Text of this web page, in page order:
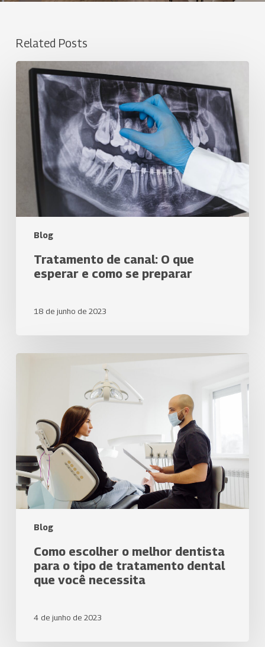
Related Posts
Blog
Tratamento
canal:
que
esperar
como
preparar
Tratamento de canal: O que
esperar e como se preparar
18 de junho de 2023
Blog
Como
de
tratamento
dental
que
necessita
Como escolher o melhor dentista
para o tipo de tratamento dental
que você necessita
4 de junho de 2023